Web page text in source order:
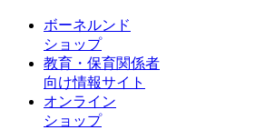
ボーネルンド
ショップ
教育・保育関係者
向け情報サイト
オンライン
ショップ